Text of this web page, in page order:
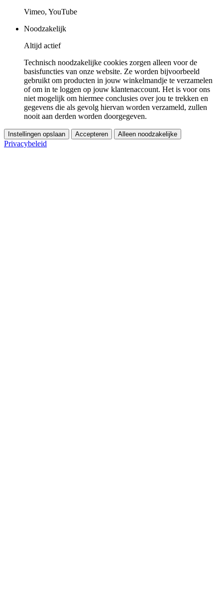
Vimeo, YouTube
Noodzakelijk
Altijd actief
Technisch noodzakelijke cookies zorgen alleen voor de
basisfuncties van onze website. Ze worden bijvoorbeeld
gebruikt om producten in jouw winkelmandje te verzamelen
of om in te loggen op jouw klantenaccount. Het is voor ons
niet mogelijk om hiermee conclusies over jou te trekken en
gegevens die als gevolg hiervan worden verzameld, zullen
nooit aan derden worden doorgegeven.
Instellingen opslaan Accepteren Alleen noodzakelijke
Privacybeleid